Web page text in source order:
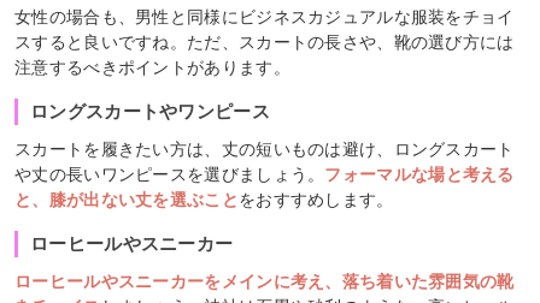
女性の場合も、男性と同様にビジネスカジュアルな服装をチョイ
スすると良いですね。ただ、スカートの長さや、靴の選び方には
注意するべきポイントがあります。
ロングスカートやワンピース
スカートを履きたい方は、丈の短いものは避け、ロングスカート
や丈の長いワンピースを選びましょう。 フォーマルな場と考える
と、膝が出ない丈を選ぶことをおすすめします。
ローヒールやスニーカー
ローヒールやスニーカーをメインに考え、落ち着いた雰囲気の靴